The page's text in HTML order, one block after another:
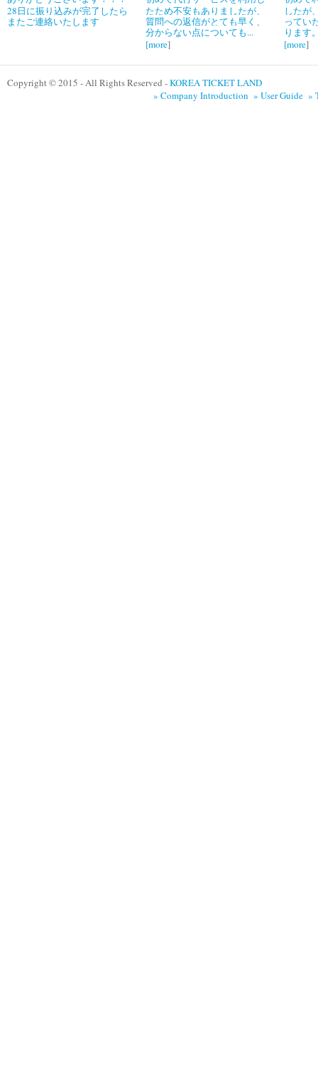
28日に振り込みが完了したら
またご連絡いたします
たため不安もありましたが、
質問への返信がとても早く、
分からない点についても...
[more]
したが
ってい
ります
[more]
Copyright © 2015 - All Rights Reserved -KOREA TICKET LAND
» Company Introduction » User Guide »